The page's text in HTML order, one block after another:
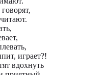
играет?!
вдохнуть